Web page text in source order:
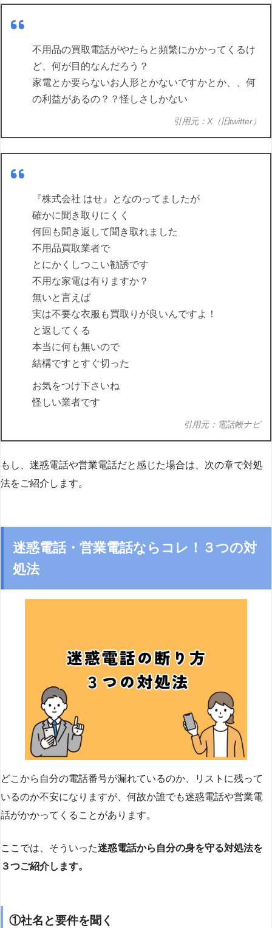
不用品の買取電話がやたらと頻繁にかかってくるけ
ど、何が目的なんだろう？
家電とか要らないお人形とかないですかとか、、何
の利益があるの？？怪しさしかない
引用元：X（旧twitter）
『株式会社 はせ』となのってましたが
確かに聞き取りにくく
何回も聞き返して聞き取れました
不用品買取業者で
とにかくしつこい勧誘です
不用な家電は有りますか？
無いと言えば
実は不要な衣服も買取りが良いんですよ！
と返してくる
本当に何も無いので
結構ですとすぐ切った
お気をつけ下さいね
怪しい業者です
引用元：電話帳ナビ
もし、迷惑電話や営業電話だと感じた場合は、次の章で対処
法をご紹介します。
迷惑電話・営業電話ならコレ！３つの対
処法
どこから自分の電話番号が漏れているのか、リストに残って
いるのか不安になりますが、何故か誰でも迷惑電話や営業電
話がかかってくることがあります。
ここでは、そういった迷惑電話から自分の身を守る対処法を
３つご紹介します。
①社名と要件を聞く